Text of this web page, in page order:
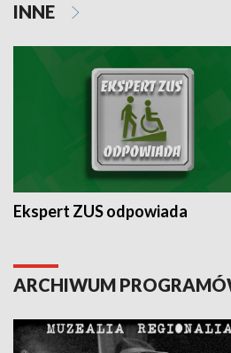
INNE
Ekspert ZUS odpowiada
ARCHIWUM